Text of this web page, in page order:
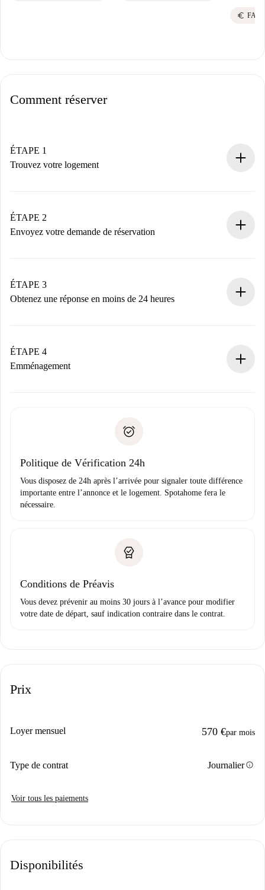
euro
Comment réserver
ÉTAPE 1
Trouvez votre logement
Vous disposez à l’avance de toutes les informations
nécessaires.
ÉTAPE 2
Envoyez votre demande de réservation
Nous ne vous facturerons rien tant que le propriétaire
n’aura pas accepté.
ÉTAPE 3
Obtenez une réponse en moins de 24 heures
contact avec le propriétaire.
Si refusé : aucun prélèvement et nous vous proposerons
Justificatif de solvabilité
ÉTAPE 4
Emménagement
uniquement si aucun problème n'est signalé.
Politique de Vérification 24h
Vous disposez de 24h après l’arrivée pour signaler toute différence
importante entre l’annonce et le logement. Spotahome fera le
nécessaire.
Conditions de Préavis
Vous devez prévenir au moins 30 jours à l’avance pour modifier
votre date de départ, sauf indication contraire dans le contrat.
Prix
Loyer mensuel 570 €par mois
Type de contrat Journalierinfo
Voir tous les paiements
Disponibilités